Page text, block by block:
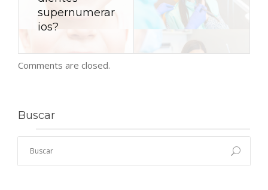
supernumerar
ios?
Comments are closed.
Buscar